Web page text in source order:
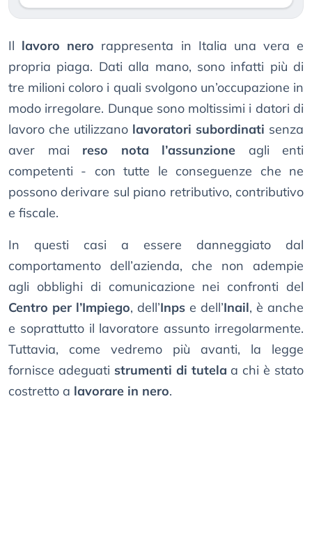
Il lavoro nero rappresenta in Italia una vera e
propria piaga. Dati alla mano, sono infatti più di
tre milioni coloro i quali svolgono un’occupazione in
modo irregolare. Dunque sono moltissimi i datori di
lavoro che utilizzano lavoratori subordinati senza
aver mai reso nota l’assunzione agli enti
competenti - con tutte le conseguenze che ne
possono derivare sul piano retributivo, contributivo
e fiscale.
In questi casi a essere danneggiato dal
comportamento dell’azienda, che non adempie
agli obblighi di comunicazione nei confronti del
Centro per l’Impiego, dell’Inps e dell’Inail, è anche
e soprattutto il lavoratore assunto irregolarmente.
Tuttavia, come vedremo più avanti, la legge
fornisce adeguati strumenti di tutela a chi è stato
costretto a lavorare in nero.